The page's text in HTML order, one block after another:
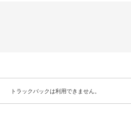
トラックバックは利用できません。